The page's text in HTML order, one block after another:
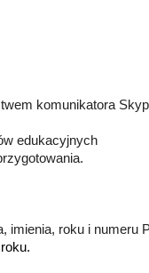
komunikatora
edukacyjnych
imienia, roku i numeru